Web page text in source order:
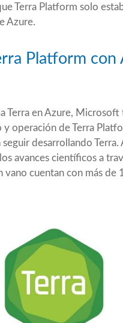
Terra Platform solo
Azure.
Platform con
Terra en Azure, Microsoft
y operación de Terra
desarrollando Terra.
avances científicos a
cuentan con más de